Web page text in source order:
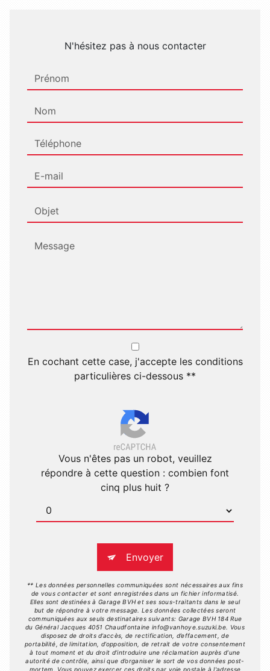
N'hésitez pas à nous contacter
En cochant cette case, j'accepte les conditions
particulières ci-dessous **
Vous n'êtes pas un robot, veuillez
répondre à cette question : combien font
cinq plus huit ?
Envoyer
** Les données personnelles communiquées sont nécessaires aux fins
de vous contacter et sont enregistrées dans un fichier informatisé.
Elles sont destinées à Garage BVH et ses sous-traitants dans le seul
but de répondre à votre message. Les données collectées seront
communiquées aux seuls destinataires suivants: Garage BVH 184 Rue
du Général Jacques 4051 Chaudfontaine info@vanhoye.suzuki.be. Vous
disposez de droits d’accès, de rectification, d’effacement, de
portabilité, de limitation, d’opposition, de retrait de votre consentement
à tout moment et du droit d’introduire une réclamation auprès d’une
autorité de contrôle, ainsi que d’organiser le sort de vos données post-
mortem. Vous pouvez exercer ces droits par voie postale à l'adresse